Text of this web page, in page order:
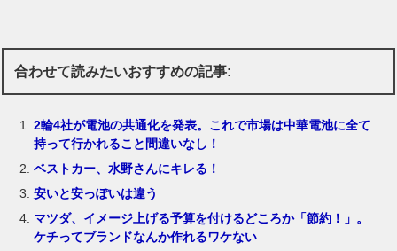
合わせて読みたいおすすめの記事:
2輪4社が電池の共通化を発表。これで市場は中華電池に全て
持って行かれること間違いなし！
ベストカー、水野さんにキレる！
安いと安っぽいは違う
マツダ、イメージ上げる予算を付けるどころか「節約！」。
ケチってブランドなんか作れるワケない